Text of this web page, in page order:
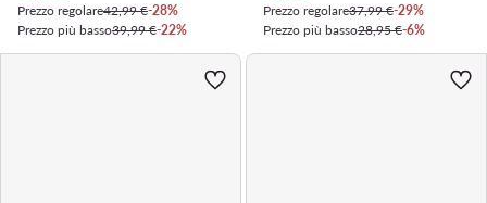
Prezzo regolare42,99 €-28%
Prezzo più basso39,99 €-22%
Prezzo regolare37,99 €-29%
Prezzo più basso28,95 €-6%